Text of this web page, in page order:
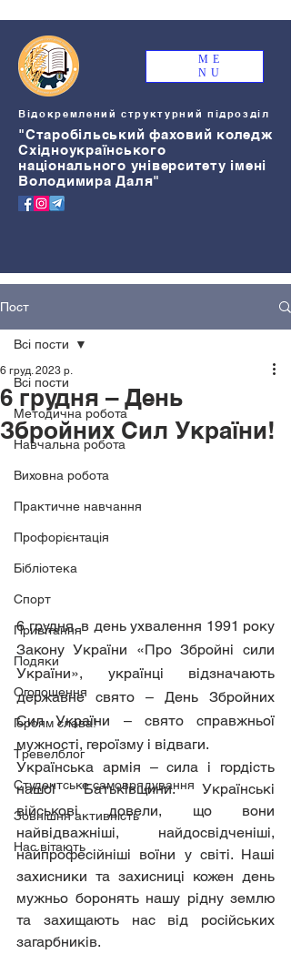
ME
NU
Відокремлений структурний підрозділ
"Старобільський фаховий коледж
Східноукраїнського
національного університету імені
Володимира Даля"
Пост
Всі пости
Методична робота
Навчальна робота
Виховна робота
Практичне навчання
Профорієнтація
Бібліотека
Спорт
Привітання
Подяки
Оголошення
Героям слава!
Тревелблог
Студентське самоврядування
Зовнішня активність
Нас вітають
Всі пости
6 грудня – День
Збройних Сил України!
6 груд. 2023 р.
6 грудня, в день ухвалення 1991 року
Закону України «Про Збройні сили
України», українці відзначають
державне свято – День Збройних
Сил України – свято справжньої
мужності, героїзму і відваги.
Українська армія – сила і гордість
нашої Батьківщини. Українські
військові довели, що вони
найвідважніші, найдосвідченіші,
найпрофесійніші воїни у світі. Наші
захисники та захисниці кожен день
мужньо боронять нашу рідну землю
та захищають нас від російських
загарбників.